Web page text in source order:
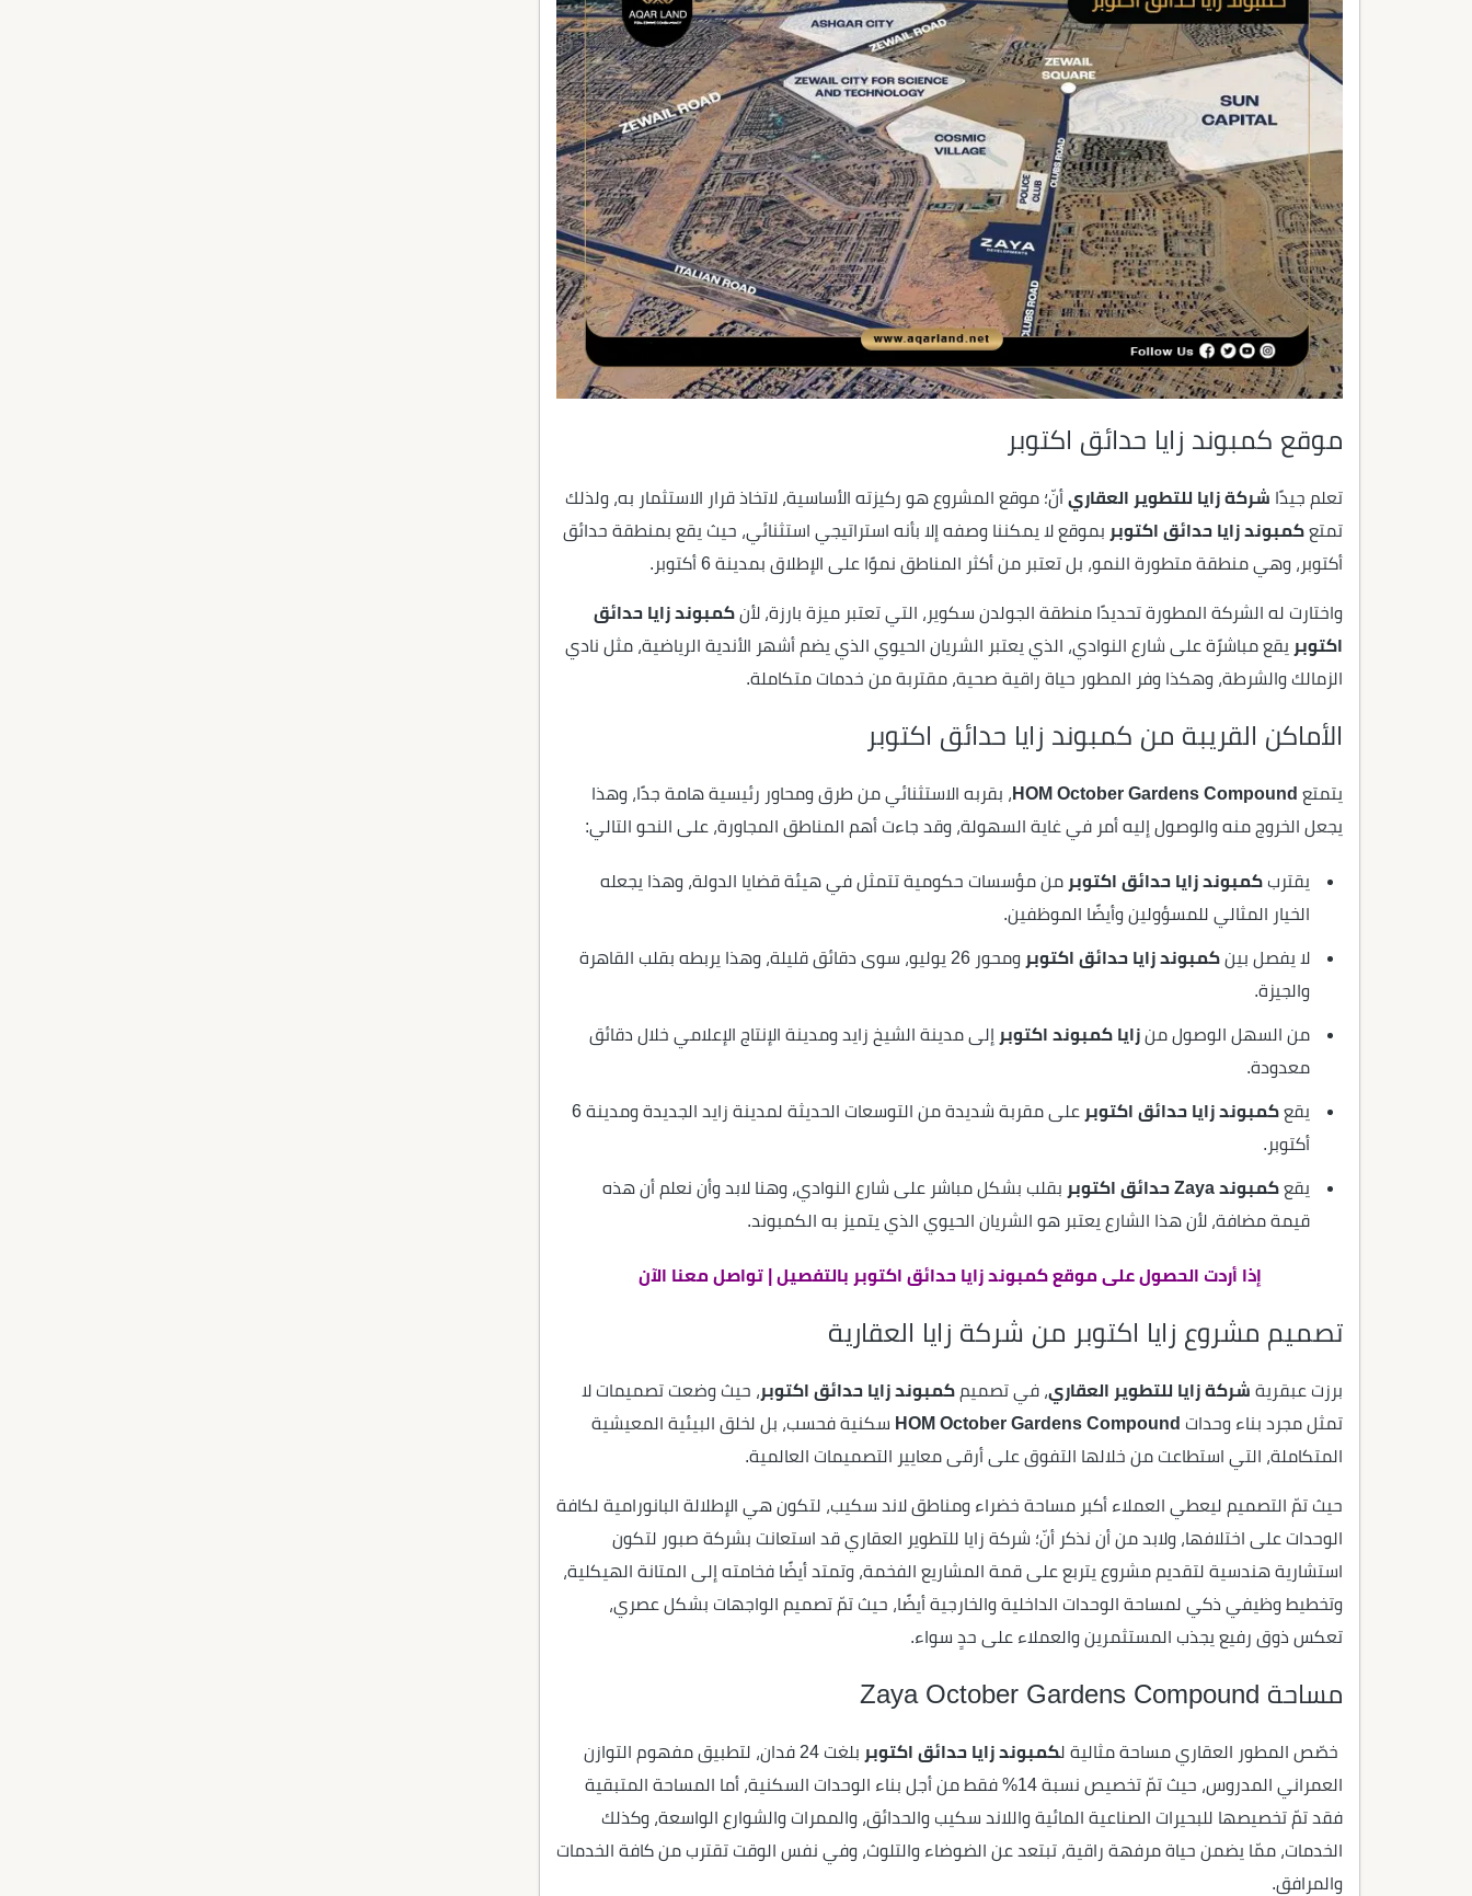
موقع كمبوند زايا حدائق اكتوبر
تعلم جيدًا شركة زايا للتطوير العقاري أنّ؛ موقع المشروع هو ركيزته الأساسية، لاتخاذ قرار الاستثمار به، ولذلك
تمتع كمبوند زايا حدائق اكتوبر بموقع لا يمكننا وصفه إلا بأنه استراتيجي استثنائي، حيث يقع بمنطقة حدائق
أكتوبر، وهي منطقة متطورة النمو، بل تعتبر من أكثر المناطق نموًا على الإطلاق بمدينة 6 أكتوبر.
واختارت له الشركة المطورة تحديدًا منطقة الجولدن سكوير، التي تعتبر ميزة بارزة، لأن كمبوند زايا حدائق
اكتوبر يقع مباشرًة على شارع النوادي، الذي يعتبر الشريان الحيوي الذي يضم أشهر الأندية الرياضية، مثل نادي
الزمالك والشرطة، وهكذا وفر المطور حياة راقية صحية، مقتربة من خدمات متكاملة.
الأماكن القريبة من كمبوند زايا حدائق اكتوبر
يتمتع HOM October Gardens Compound ، بقربه الاستثنائي من طرق ومحاور رئيسية هامة جدًا، وهذا
يجعل الخروج منه والوصول إليه أمر في غاية السهولة، وقد جاءت أهم المناطق المجاورة، على النحو التالي:
يقترب كمبوند زايا حدائق اكتوبر من مؤسسات حكومية تتمثل في هيئة قضايا الدولة، وهذا يجعله
الخيار المثالي للمسؤولين وأيضًا الموظفين.
لا يفصل بين كمبوند زايا حدائق اكتوبر
ومحور 26 يوليو، سوى دقائق قليلة، وهذا يربطه بقلب القاهرة
والجيزة.
من السهل الوصول من زايا كمبوند اكتوبر إلى مدينة الشيخ زايد ومدينة الإنتاج الإعلامي خلال دقائق
معدودة.
يقع كمبوند زايا حدائق اكتوبر
على مقربة شديدة من التوسعات الحديثة لمدينة زايد الجديدة ومدينة 6
أكتوبر.
يقع كمبوند Zaya حدائق اكتوبر
بقلب بشكل مباشر على شارع النوادي، وهنا لابد وأن نعلم أن هذه
قيمة مضافة، لأن هذا الشارع يعتبر هو الشريان الحيوي الذي يتميز به الكمبوند.
إذا أردت الحصول على موقع كمبوند زايا حدائق اكتوبر بالتفصيل | تواصل معنا الآن
تصميم مشروع زايا اكتوبر من شركة زايا العقارية
برزت عبقرية شركة زايا للتطوير العقاري، في تصميم كمبوند زايا حدائق اكتوبر، حيث وضعت تصميمات لا
تمثل مجرد بناء وحدات HOM October Gardens Compound سكنية فحسب، بل لخلق البيئية المعيشية
المتكاملة، التي استطاعت من خلالها التفوق على أرقى معايير التصميمات العالمية.
حيث تمّ التصميم ليعطي العملاء أكبر مساحة خضراء ومناطق لاند سكيب، لتكون هي الإطلالة البانورامية لكافة
الوحدات على اختلافها، ولابد من أن نذكر أنّ؛ شركة زايا للتطوير العقاري قد استعانت بشركة صبور لتكون
استشارية هندسية لتقديم مشروع يتربع على قمة المشاريع الفخمة، وتمتد أيضًا فخامته إلى المتانة الهيكلية،
وتخطيط وظيفي ذكي لمساحة الوحدات الداخلية والخارجية أيضًا، حيث تمّ تصميم الواجهات بشكل عصري،
تعكس ذوق رفيع يجذب المستثمرين والعملاء على حدٍ سواء.
مساحة Zaya October Gardens Compound
خصّص المطور العقاري مساحة مثالية لكمبوند زايا حدائق اكتوبر
بلغت 24 فدان، لتطبيق مفهوم التوازن
العمراني المدروس، حيث تمّ تخصيص نسبة 14% فقط من أجل بناء الوحدات السكنية، أما المساحة المتبقية
فقد تمّ تخصيصها للبحيرات الصناعية المائية واللاند سكيب والحدائق، والممرات والشوارع الواسعة، وكذلك
الخدمات، ممّا يضمن حياة مرفهة راقية، تبتعد عن الضوضاء والتلوث، وفي نفس الوقت تقترب من كافة الخدمات
والمرافق.